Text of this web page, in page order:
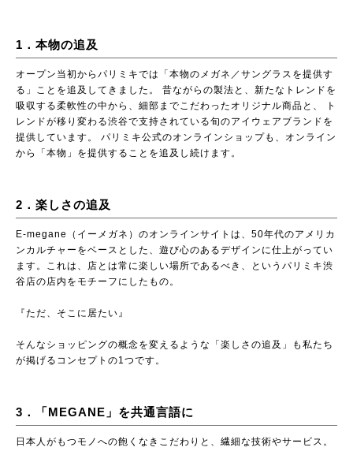
1．本物の追及
オープン当初からパリミキでは「本物のメガネ／サングラスを提供す
る」ことを追及してきました。 昔ながらの製法と、新たなトレンドを
吸収する柔軟性の中から、細部までこだわったオリジナル商品と、 ト
レンドが移り変わる渋谷で支持されている旬のアイウェアブランドを
提供しています。 パリミキ公式のオンラインショップも、オンライン
から「本物」を提供することを追及し続けます。
2．楽しさの追及
E-megane（イーメガネ）のオンラインサイトは、50年代のアメリカ
ンカルチャーをベースとした、遊び心のあるデザインに仕上がってい
ます。これは、店とは常に楽しい場所であるべき、というパリミキ渋
谷店の店内をモチーフにしたもの。
『ただ、そこに居たい』
そんなショッピングの概念を変えるような「楽しさの追及」も私たち
が掲げるコンセプトの1つです。
3．「MEGANE」を共通言語に
日本人がもつモノへの飽くなきこだわりと、繊細な技術やサービス。